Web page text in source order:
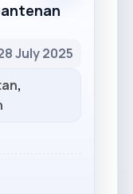
July 2025
,